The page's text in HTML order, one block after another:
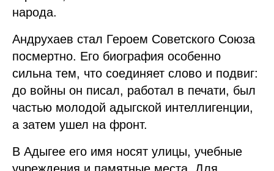
народа.
Андрухаев стал Героем Советского Союза
посмертно. Его биография особенно
сильна тем, что соединяет слово и подвиг:
до войны он писал, работал в печати, был
частью молодой адыгской интеллигенции,
а затем ушел на фронт.
В Адыгее его имя носят улицы, учебные